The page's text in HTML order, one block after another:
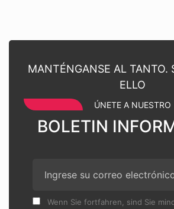
MANTÉNGANSE AL TANTO.
ELLO
ÚNETE A NUESTRO
BOLETIN
Wenn Sie fortfahren, sind Sie